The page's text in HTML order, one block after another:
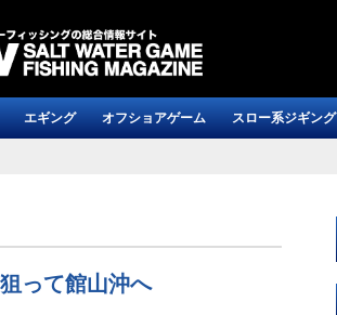
エギング オフショアゲーム スロー系ジギング
って館山沖へ